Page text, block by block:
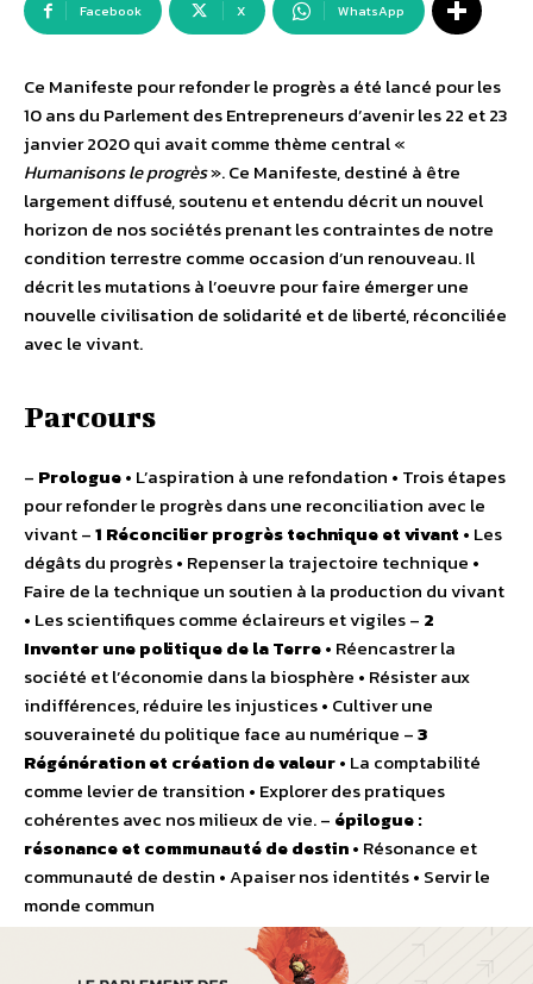
Facebook X WhatsApp
Ce Manifeste pour refonder le progrès a été lancé pour les
10 ans du Parlement des Entrepreneurs d’avenir les 22 et 23
janvier 2020 qui avait comme thème central «
Humanisons le progrès». Ce Manifeste, destiné à être
largement diffusé, soutenu et entendu décrit un nouvel
horizon de nos sociétés prenant les contraintes de notre
condition terrestre comme occasion d’un renouveau. Il
décrit les mutations à l’oeuvre pour faire émerger une
nouvelle civilisation de solidarité et de liberté, réconciliée
avec le vivant.
Parcours
– Prologue• L’aspiration à une refondation • Trois étapes
pour refonder le progrès dans une reconciliation avec le
vivant –1 Réconcilier progrès technique et vivant • Les
dégâts du progrès • Repenser la trajectoire technique •
Faire de la technique un soutien à la production du vivant
• Les scientifiques comme éclaireurs et vigiles – 2
Inventer une politique de la Terre• Réencastrer la
société et l’économie dans la biosphère • Résister aux
indifférences, réduire les injustices • Cultiver une
souveraineté du politique face au numérique –3
Régénération et création de valeur• La comptabilité
comme levier de transition • Explorer des pratiques
cohérentes avec nos milieux de vie. – épilogue :
résonance et communauté de destin• Résonance et
communauté de destin • Apaiser nos identités • Servir le
monde commun